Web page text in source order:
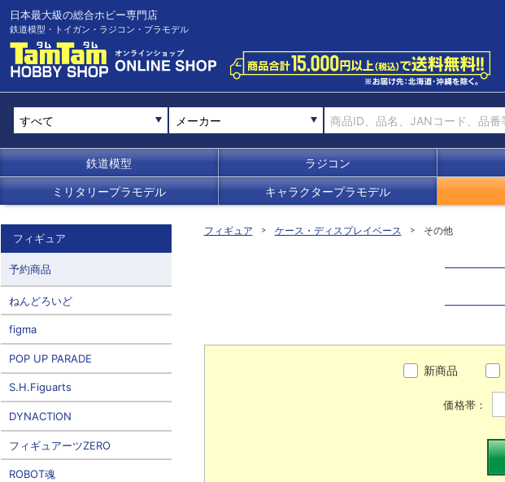
日本最大級の総合ホビー専門店
鉄道模型・トイガン・ラジコン・プラモデル
メーカー
鉄道模型 ラジコン
ミリタリープラモデル キャラクタープラモデル
フィギュア ケース・ディスプレイベース その他
新商品
価格帯：
フィギュア
予約商品
ねんどろいど
figma
POP UP PARADE
S.H.Figuarts
DYNACTION
フィギュアーツZERO
ROBOT魂